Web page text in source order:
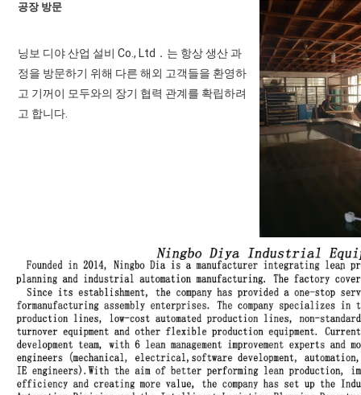
공장 방문
닝보 디야 산업 설비 Co., Ltd．는 항상 생산 과
정을 방문하기 위해 다른 해외 고객들을 환영하
고 기꺼이 모두와의 장기 협력 관계를 확립하려
고 합니다.